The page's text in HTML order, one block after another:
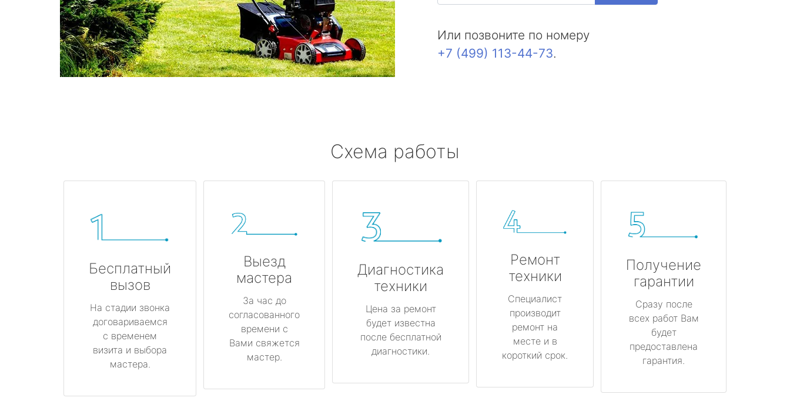
Или позвоните по номеру
+7 (499) 113-44-73.
Схема работы
Бесплатный
вызов
На стадии звонка
договариваемся
с временем
визита и выбора
мастера.
Выезд
мастера
За час до
согласованного
времени с
Вами свяжется
мастер.
Диагностика
техники
Цена за ремонт
будет известна
после бесплатной
диагностики.
Ремонт
техники
Специалист
производит
ремонт на
месте и в
короткий срок.
Получение
гарантии
Сразу после
всех работ Вам
будет
предоставлена
гарантия.